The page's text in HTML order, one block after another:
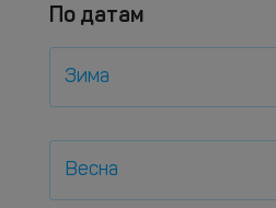
По датам
Зима
Весна